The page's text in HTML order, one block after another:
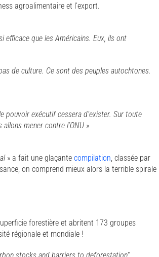
agroalimentaire et l’export.
efficace que les Américains. Eux, ils ont
de culture. Ce sont des peuples autochtones.
pouvoir exécutif cessera d’exister. Sur toute
mener contre l’ONU »
» a fait une glaçante compilation, classée par
on comprend mieux alors la terrible spirale
forestière et abritent 173 groupes
régionale et mondiale !